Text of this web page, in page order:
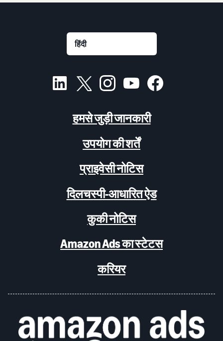
हमसे जुड़ी जानकारी
उपयोग की शर्तें
प्राइवेसी नोटिस
दिलचस्पी-आधारित ऐड
कुकी नोटिस
Amazon Ads का स्टेटस
करियर